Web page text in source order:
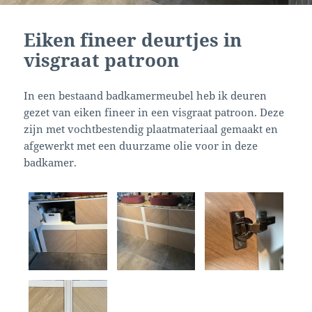
Eiken fineer deurtjes in
visgraat patroon
In een bestaand badkamermeubel heb ik deuren
gezet van eiken fineer in een visgraat patroon. Deze
zijn met vochtbestendig plaatmateriaal gemaakt en
afgewerkt met een duurzame olie voor in deze
badkamer.